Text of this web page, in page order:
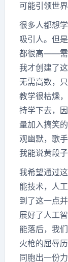
可能引领世界
很多人都想
吸引人。但
都很高——需
我才创建了
无需高数，
教学很枯燥
持学下去，
量加入搞笑
观幽默，歌
我能说黄段子
我希望通过
能技术，人
到了这一点
展好了人工
能落后，我
火枪的屈辱
同胞出一份